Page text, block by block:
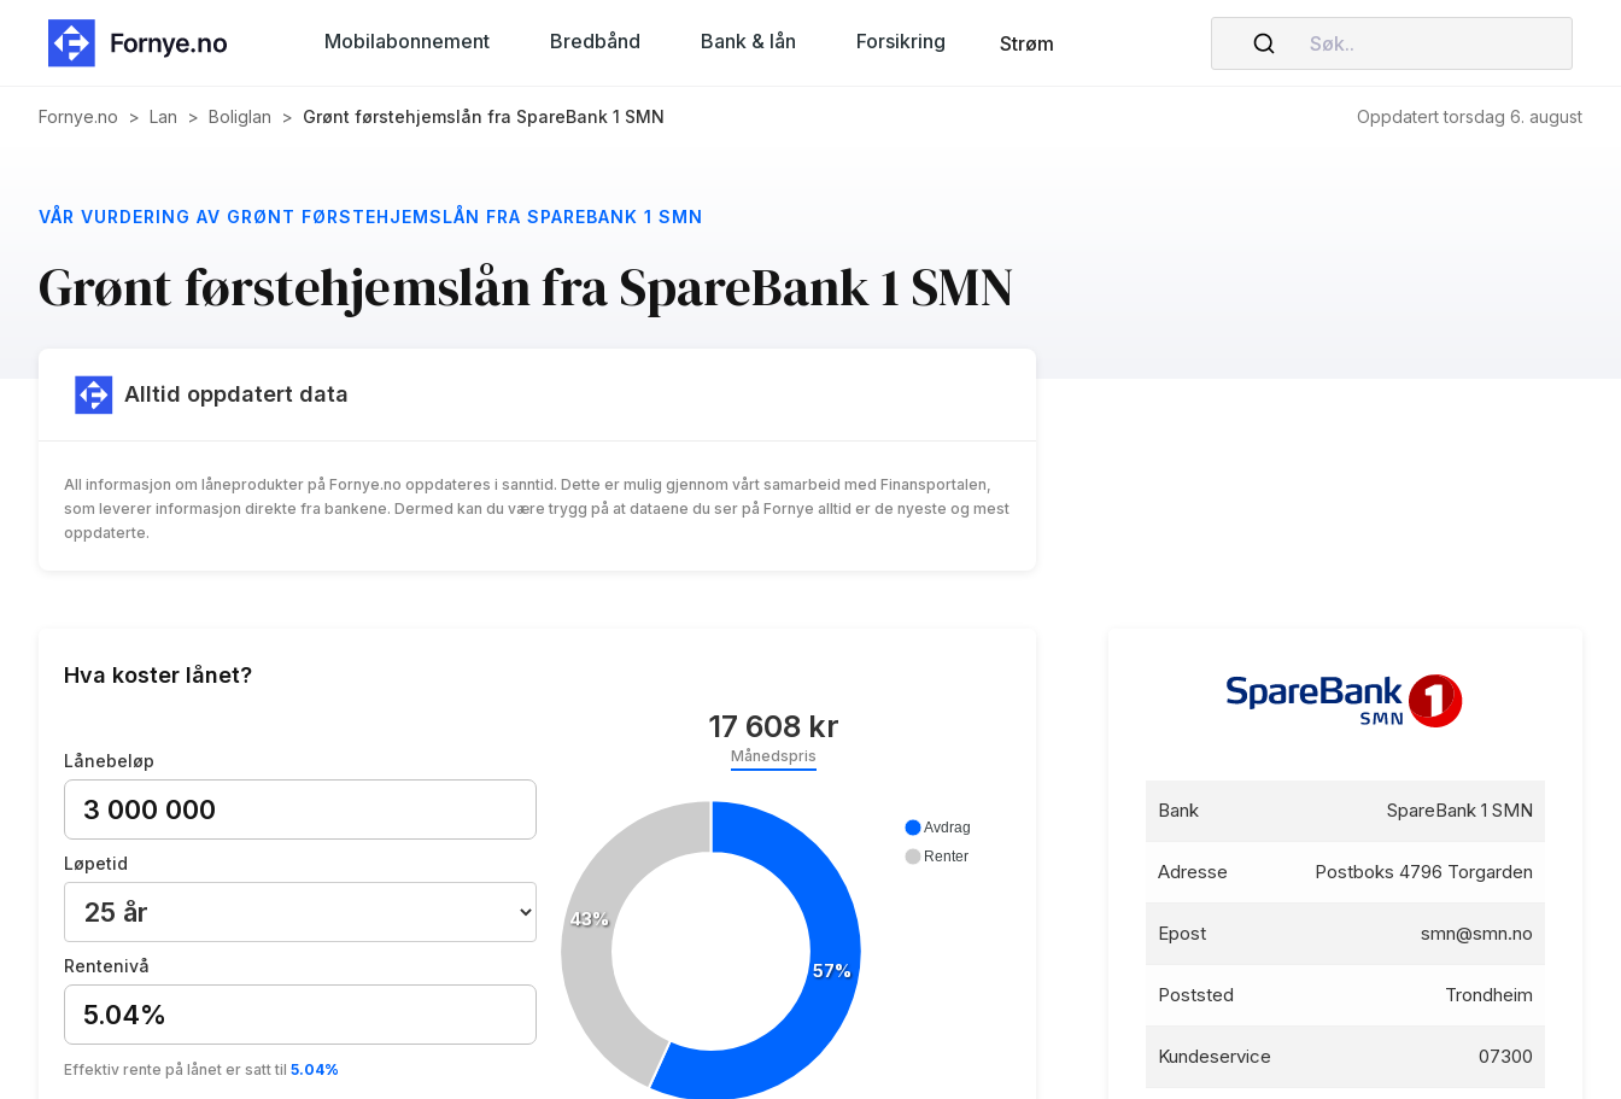
Mobilabonnement Bredbånd Bank & lån Forsikring Strøm Søk..
Fornye.no > Lan > Boliglan > Grønt førstehjemslån fra SpareBank 1 SMN Oppdatert torsdag 6. august
VÅR VURDERING AV GRØNT FØRSTEHJEMSLÅN FRA SPAREBANK 1 SMN
Grønt førstehjemslån fra SpareBank 1 SMN
Alltid oppdatert data
All informasjon om låneprodukter på Fornye.no oppdateres i sanntid. Dette er mulig gjennom vårt samarbeid med Finansportalen,
som leverer informasjon direkte fra bankene. Dermed kan du være trygg på at dataene du ser på Fornye alltid er de nyeste og mest
oppdaterte.
Hva koster lånet?
Lånebeløp
Løpetid
Rentenivå
5.04%
Effektiv rente på lånet er satt til 5.04%
17 608 kr
Månedspris
57%
43%
Avdrag
Renter
Bank SpareBank 1 SMN
Adresse Postboks 4796 Torgarden
Epost smn@smn.no
Poststed Trondheim
Kundeservice 07300